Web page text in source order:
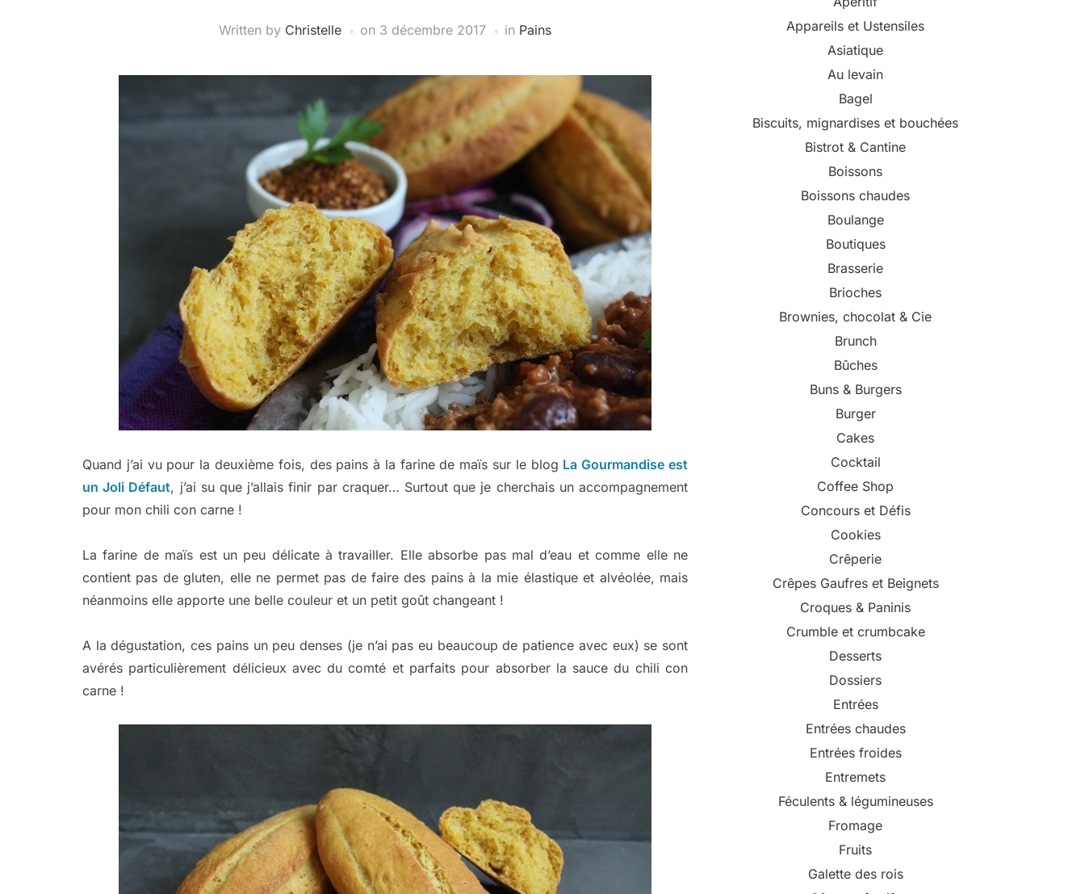
Written by Christelle on 3 décembre 2017 in Pains
Quand j’ai vu pour la deuxième fois, des pains à la farine de maïs sur le blog La Gourmandise est
un Joli Défaut, j’ai su que j’allais finir par craquer… Surtout que je cherchais un accompagnement
pour mon chili con carne !
La farine de maïs est un peu délicate à travailler. Elle absorbe pas mal d’eau et comme elle ne
contient pas de gluten, elle ne permet pas de faire des pains à la mie élastique et alvéolée, mais
néanmoins elle apporte une belle couleur et un petit goût changeant !
A la dégustation, ces pains un peu denses (je n’ai pas eu beaucoup de patience avec eux) se sont
avérés particulièrement délicieux avec du comté et parfaits pour absorber la sauce du chili con
carne !
Appareils et Ustensiles
Asiatique
Au levain
Bagel
Biscuits, mignardises et bouchées
Bistrot & Cantine
Boissons
Boissons chaudes
Boulange
Boutiques
Brasserie
Brioches
Brownies, chocolat & Cie
Brunch
Bûches
Buns & Burgers
Burger
Cakes
Cocktail
Coffee Shop
Concours et Défis
Cookies
Crêperie
Crêpes Gaufres et Beignets
Croques & Paninis
Crumble et crumbcake
Desserts
Dossiers
Entrées
Entrées chaudes
Entrées froides
Entremets
Féculents & légumineuses
Fromage
Fruits
Galette des rois